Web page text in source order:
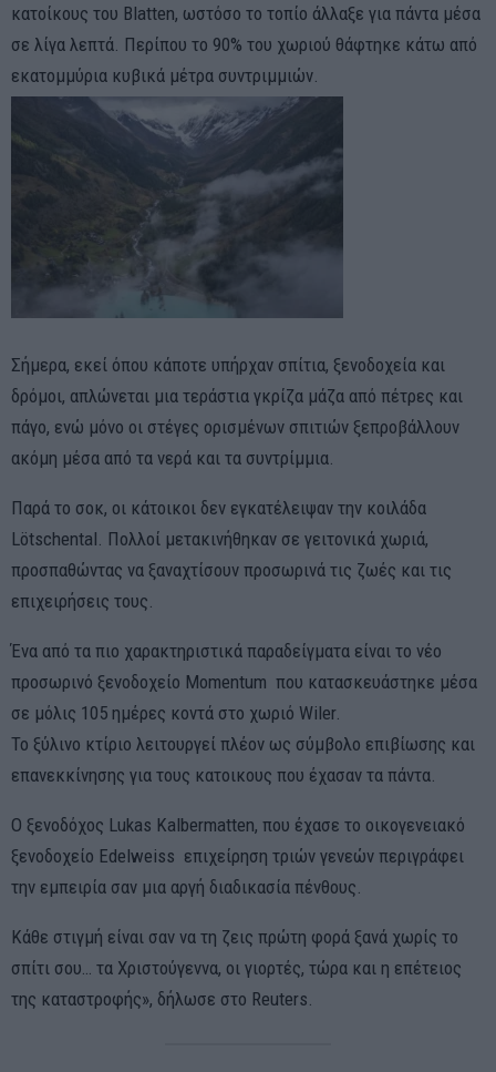
κατοίκους του Blatten, ωστόσο το τοπίο άλλαξε για πάντα μέσα
σε λίγα λεπτά. Περίπου το 90% του χωριού θάφτηκε κάτω από
εκατομμύρια κυβικά μέτρα συντριμμιών.
Σήμερα, εκεί όπου κάποτε υπήρχαν σπίτια, ξενοδοχεία και
δρόμοι, απλώνεται μια τεράστια γκρίζα μάζα από πέτρες και
πάγο, ενώ μόνο οι στέγες ορισμένων σπιτιών ξεπροβάλλουν
ακόμη μέσα από τα νερά και τα συντρίμμια.
Παρά το σοκ, οι κάτοικοι δεν εγκατέλειψαν την κοιλάδα
Lötschental. Πολλοί μετακινήθηκαν σε γειτονικά χωριά,
προσπαθώντας να ξαναχτίσουν προσωρινά τις ζωές και τις
επιχειρήσεις τους.
Ένα από τα πιο χαρακτηριστικά παραδείγματα είναι το νέο
προσωρινό ξενοδοχείο Momentum που κατασκευάστηκε μέσα
σε μόλις 105 ημέρες κοντά στο χωριό Wiler.
Το ξύλινο κτίριο λειτουργεί πλέον ως σύμβολο επιβίωσης και
επανεκκίνησης για τους κατοικους που έχασαν τα πάντα.
Ο ξενοδόχος Lukas Kalbermatten, που έχασε το οικογενειακό
ξενοδοχείο Edelweiss επιχείρηση τριών γενεών περιγράφει
την εμπειρία σαν μια αργή διαδικασία πένθους.
Κάθε στιγμή είναι σαν να τη ζεις πρώτη φορά ξανά χωρίς το
σπίτι σου… τα Χριστούγεννα, οι γιορτές, τώρα και η επέτειος
της καταστροφής», δήλωσε στο Reuters.